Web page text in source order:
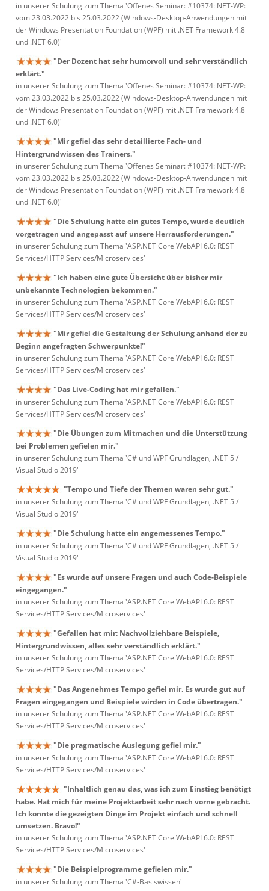
in unserer Schulung zum Thema 'Offenes Seminar: #10374: NET-WP:
vom 23.03.2022 bis 25.03.2022 (Windows-Desktop-Anwendungen mit
der Windows Presentation Foundation (WPF) mit .NET Framework 4.8
und .NET 6.0)'
"Der Dozent hat sehr humorvoll und sehr verständlich
erklärt."
in unserer Schulung zum Thema 'Offenes Seminar: #10374: NET-WP:
vom 23.03.2022 bis 25.03.2022 (Windows-Desktop-Anwendungen mit
der Windows Presentation Foundation (WPF) mit .NET Framework 4.8
und .NET 6.0)'
"Mir gefiel das sehr detaillierte Fach- und
Hintergrundwissen des Trainers."
in unserer Schulung zum Thema 'Offenes Seminar: #10374: NET-WP:
vom 23.03.2022 bis 25.03.2022 (Windows-Desktop-Anwendungen mit
der Windows Presentation Foundation (WPF) mit .NET Framework 4.8
und .NET 6.0)'
"Die Schulung hatte ein gutes Tempo, wurde deutlich
vorgetragen und angepasst auf unsere Herrausforderungen."
in unserer Schulung zum Thema 'ASP.NET Core WebAPI 6.0: REST
Services/HTTP Services/Microservices'
"Ich haben eine gute Übersicht über bisher mir
unbekannte Technologien bekommen."
in unserer Schulung zum Thema 'ASP.NET Core WebAPI 6.0: REST
Services/HTTP Services/Microservices'
"Mir gefiel die Gestaltung der Schulung anhand der zu
Beginn angefragten Schwerpunkte!"
in unserer Schulung zum Thema 'ASP.NET Core WebAPI 6.0: REST
Services/HTTP Services/Microservices'
"Das Live-Coding hat mir gefallen."
in unserer Schulung zum Thema 'ASP.NET Core WebAPI 6.0: REST
Services/HTTP Services/Microservices'
"Die Übungen zum Mitmachen und die Unterstützung
bei Problemen gefielen mir."
in unserer Schulung zum Thema 'C# und WPF Grundlagen, .NET 5 /
Visual Studio 2019'
"Tempo und Tiefe der Themen waren sehr gut."
in unserer Schulung zum Thema 'C# und WPF Grundlagen, .NET 5 /
Visual Studio 2019'
"Die Schulung hatte ein angemessenes Tempo."
in unserer Schulung zum Thema 'C# und WPF Grundlagen, .NET 5 /
Visual Studio 2019'
"Es wurde auf unsere Fragen und auch Code-Beispiele
eingegangen."
in unserer Schulung zum Thema 'ASP.NET Core WebAPI 6.0: REST
Services/HTTP Services/Microservices'
"Gefallen hat mir: Nachvollziehbare Beispiele,
Hintergrundwissen, alles sehr verständlich erklärt."
in unserer Schulung zum Thema 'ASP.NET Core WebAPI 6.0: REST
Services/HTTP Services/Microservices'
"Das Angenehmes Tempo gefiel mir. Es wurde gut auf
Fragen eingegangen und Beispiele wirden in Code übertragen."
in unserer Schulung zum Thema 'ASP.NET Core WebAPI 6.0: REST
Services/HTTP Services/Microservices'
"Die pragmatische Auslegung gefiel mir."
in unserer Schulung zum Thema 'ASP.NET Core WebAPI 6.0: REST
Services/HTTP Services/Microservices'
"Inhaltlich genau das, was ich zum Einstieg benötigt
habe. Hat mich für meine Projektarbeit sehr nach vorne gebracht.
Ich konnte die gezeigten Dinge im Projekt einfach und schnell
umsetzen. Bravo!"
in unserer Schulung zum Thema 'ASP.NET Core WebAPI 6.0: REST
Services/HTTP Services/Microservices'
"Die Beispielprogramme gefielen mir."
in unserer Schulung zum Thema 'C#-Basiswissen'